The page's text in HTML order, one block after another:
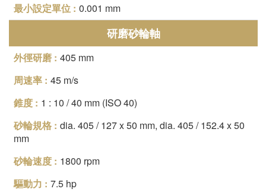
0.001 mm
研磨砂輪軸
405 mm
45 m/s
1 : 10 / 40 mm (ISO 40)
dia. 405 / 127 x 50 mm, dia. 405 / 152.4 x 50
mm
1800 rpm
7.5 hp